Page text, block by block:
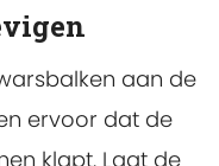
aan de
ervoor dat de
klapt. Laat de